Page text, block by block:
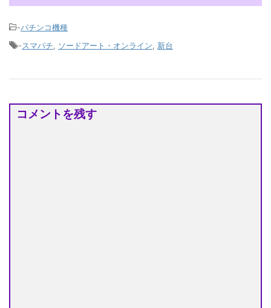
-パチンコ機種
-スマパチ, ソードアート・オンライン, 新台
コメントを残す